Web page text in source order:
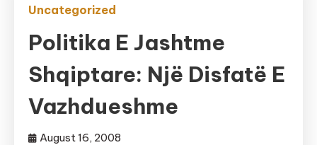
Uncategorized
Politika E Jashtme
Shqiptare: Një Disfatë E
Vazhdueshme
August 16, 2008